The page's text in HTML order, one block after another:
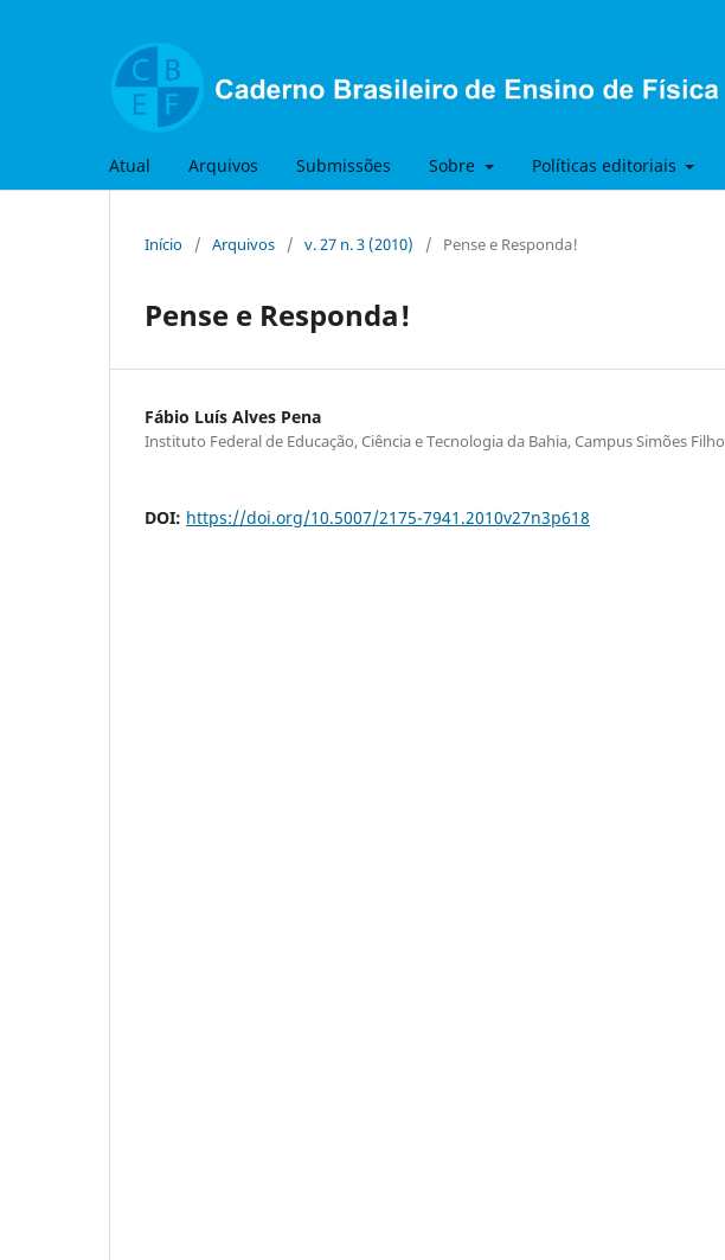
Atual Arquivos Submissões Sobre Políticas editoriais
Início / Arquivos / v. 27 n. 3 (2010) / Pense e Responda!
Pense e Responda!
Fábio Luís Alves Pena
Instituto Federal de Educação, Ciência e Tecnologia da Bahia, Campus Simões Filho
DOI: https://doi.org/10.5007/2175-7941.2010v27n3p618